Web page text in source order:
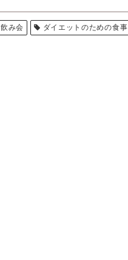
飲み会 ダイエットのための食事